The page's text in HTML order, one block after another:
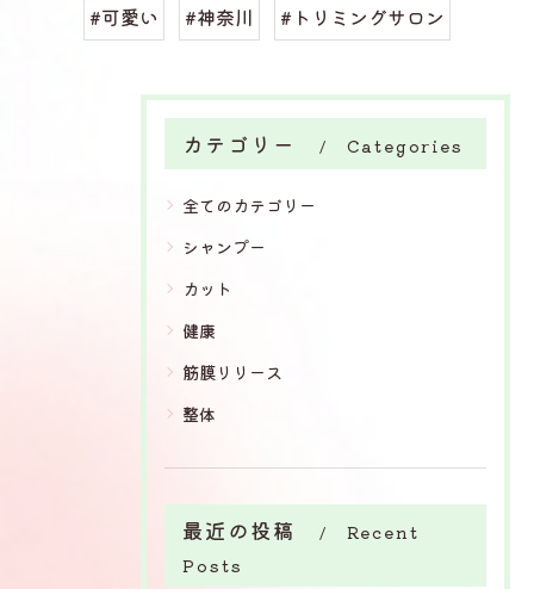
#可愛い #神奈川 #トリミングサロン
カテゴリー Categories
全てのカテゴリー
シャンプー
カット
健康
筋膜リリース
整体
最近の投稿
Recent
Posts